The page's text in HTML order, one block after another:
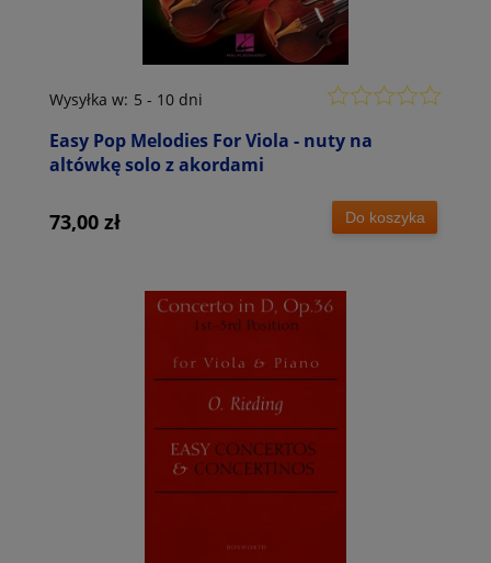
Easy Pop Melodies For Viola - nuty na
altówkę solo z akordami
Wysyłka w: 5 - 10 dni
73,00 zł Do koszyka